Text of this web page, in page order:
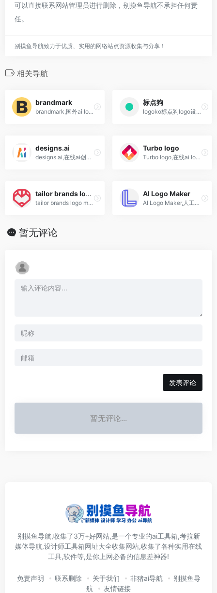
可以直接联系网站管理员进行删除，别摸鱼导航不承担任何责
任。
别摸鱼导航致力于优质、实用的网络站点资源收集与分享！
相关导航
brandmark
brandmark,国外ai logo设计平台,快速打造专业品牌形象
标点狗
logoko标点狗logo设计,拥有100万图标素材,覆盖细分150多个行业
designs.ai
designs.ai,在线ai创意设计平台,视频,ppt,banner,logo,mockups,易于使用,功能丰富!
Turbo logo
Turbo logo,在线ai logo生成器,简单易用
tailor brands logo maker
tailor brands logo maker,ai标志在线生成网站
Al Logo Maker
Al Logo Maker,人工智能标志生成工具
暂无评论
发表评论
暂无评论...
别摸鱼导航,收集了3万+好网站,是一个专业的ai工具箱,考拉新
媒体导航,设计师工具箱网址大全收集网站,收集了各种实用在线
工具,软件等,是你上网必备的信息差神器!
免责声明 联系删除 关于我们 非猪ai导航
别摸鱼导
航
友情链接